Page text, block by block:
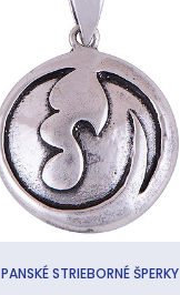
PANSKÉ STRIEBORNÉ ŠPERKY